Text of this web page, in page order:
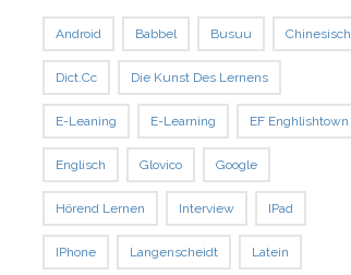
Android Babbel Busuu Chinesisch
Dict.cc Die Kunst Des Lernens
E-Leaning E-Learning EF Enghlishtown
Englisch Glovico Google
Hörend Lernen Interview IPad
IPhone Langenscheidt Latein